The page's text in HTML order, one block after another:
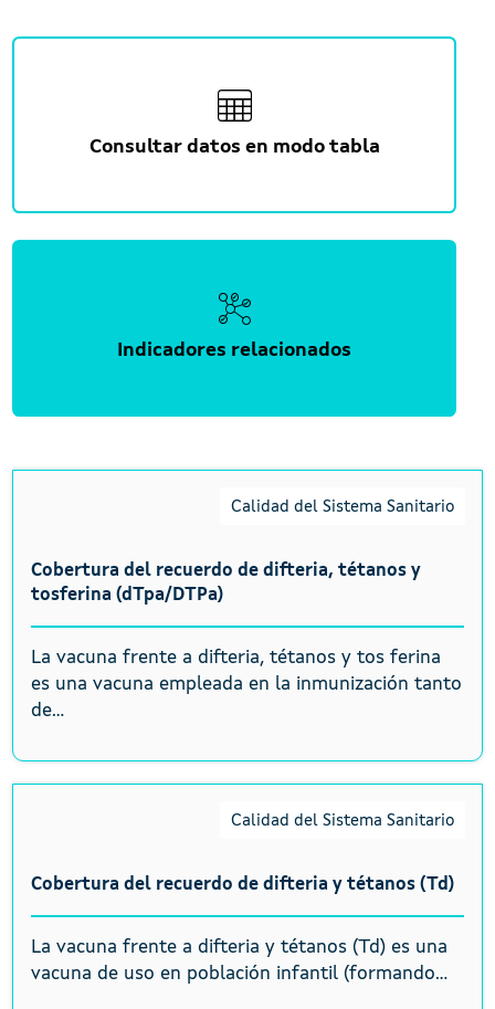
Consultar datos en modo tabla
Indicadores relacionados
Calidad del Sistema Sanitario
Cobertura del recuerdo de difteria, tétanos y
tosferina (dTpa/DTPa)
La vacuna frente a difteria, tétanos y tos ferina
es una vacuna empleada en la inmunización tanto
de...
Calidad del Sistema Sanitario
Cobertura del recuerdo de difteria y tétanos (Td)
La vacuna frente a difteria y tétanos (Td) es una
vacuna de uso en población infantil (formando...